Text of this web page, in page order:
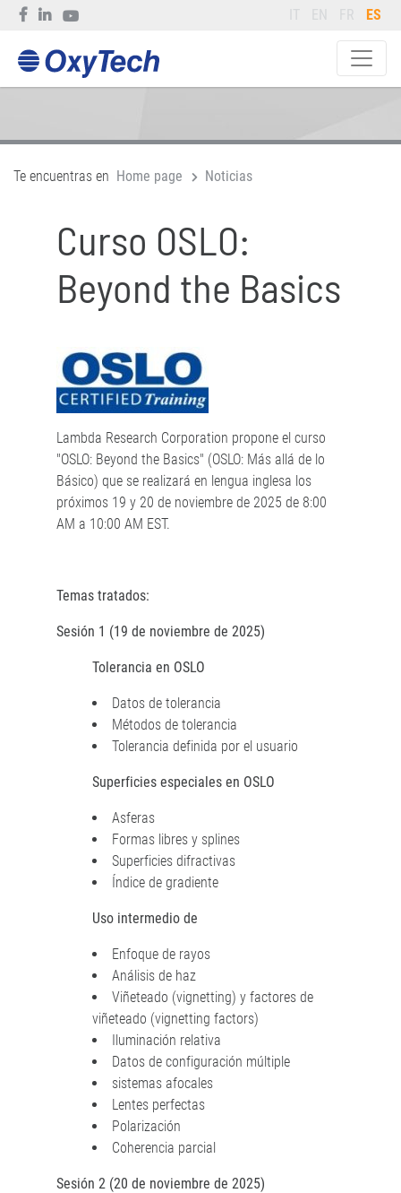
IT EN FR ES
Te encuentras en Home page Noticias
Curso OSLO:
Beyond the Basics
Lambda Research Corporation propone el curso
"OSLO: Beyond the Basics" (OSLO: Más allá de lo
Básico) que se realizará en lengua inglesa los
próximos 19 y 20 de noviembre de 2025 de 8:00
AM a 10:00 AM EST.
Temas tratados:
Sesión 1 (19 de noviembre de 2025)
Tolerancia en OSLO
Datos de tolerancia
Métodos de tolerancia
Tolerancia definida por el usuario
Superficies especiales en OSLO
Asferas
Formas libres y splines
Superficies difractivas
Índice de gradiente
Uso intermedio de
Enfoque de rayos
Análisis de haz
Viñeteado (vignetting) y factores de
viñeteado (vignetting factors)
Iluminación relativa
Datos de configuración múltiple
sistemas afocales
Lentes perfectas
Polarización
Coherencia parcial
Sesión 2 (20 de noviembre de 2025)